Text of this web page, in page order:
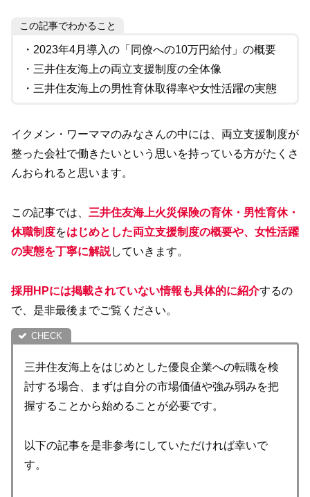
この記事でわかること
・2023年4月導入の「同僚への10万円給付」の概要
・三井住友海上の両立支援制度の全体像
・三井住友海上の男性育休取得率や女性活躍の実態
イクメン・ワーママのみなさんの中には、両立支援制度が
整った会社で働きたいという思いを持っている方がたくさ
んおられると思います。
この記事では、 三井住友海上火災保険の育休・男性育休・
休職制度をはじめとした両立支援制度の概要や、女性活躍
の実態を丁寧に解説していきます。
採用HPには掲載されていない情報も具体的に紹介するの
で、是非最後までご覧ください。
三井住友海上をはじめとした優良企業への転職を検
討する場合、まずは自分の市場価値や強み弱みを把
握することから始めることが必要です。
以下の記事を是非参考にしていただければ幸いで
す。